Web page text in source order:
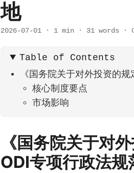
地
2026-07-01 · 1 min · 31 words ·
Table of Contents
《国务院关于对外投资的
核心制度要点
市场影响
《国务院关于对
ODI专项行政法规